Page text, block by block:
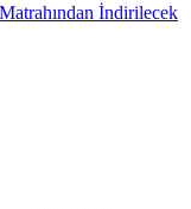
İndirilecek